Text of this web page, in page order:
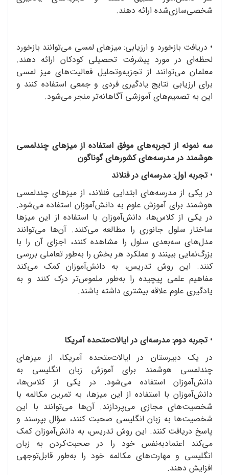
شخصی‌سازی‌شده ارائه دهند.
• دریافت بازخورد و ارزیابی: میزهای لمسی می‌توانند بازخورد
لحظه‌ای در مورد پیشرفت تحصیلی کودکان ارائه دهند.
معلمان می‌توانند از تجزیه‌وتحلیل فعالیت‌های میز لمسی
برای ارزیابی نتایج یادگیری فردی و جمعی استفاده کنند و
این به تصمیم‌های آموزشی آگاهانه‌تر منجر می‌شود.
سه نمونه از تجربه‌های موفق استفاده از میزهای چندلمسی
هوشمند در مدرسه‌های کشورهای گوناگون
•تجربه اول: مدرسه‌ای در فنلاند
در یکی از مدرسه‌های ابتدایی فنلاند، از میزهای چندلمسی
هوشمند برای آموزش علوم به دانش‌آموزان استفاده می‌شود.
در یکی از کلاس‌ها، دانش‌آموزان با استفاده از این میزها
ساختار سلول جانوری را مطالعه می‌کنند. آن‌ها می‌توانند
مدل‌های سه‌بعدی سلول را مشاهده کنند، اجزای آن را با
بزرگ‌نمایی ببینند و عملکرد هر بخش را به‌طور تعاملی بررسی
کنند. این روش تدریس، به دانش‌آموزان کمک می‌کند
مفاهیم علمی پیچیده را به‌طور ملموس‌تر درک کنند و به
یادگیری علوم علاقه بیشتری داشته باشند.
•تجربه دوم: مدرسه‌ای در ایالات‌متحده آمریکا
در یک دبیرستان در ایالات‌متحده آمریکا، از میزهای
چندلمسی هوشمند برای آموزش زبان انگلیسی به
دانش‌آموزان استفاده می‌شود. در یکی از کلاس‌ها،
دانش‌آموزان با استفاده از این میزها، به تمرین مکالمه با
شخصیت‌های مجازی می‌پردازند. آن‌ها می‌توانند با این
شخصیت‌ها به زبان انگلیسی صحبت کنند، سؤال بپرسند و
پاسخ دریافت کنند. این روش تدریس، به دانش‌آموزان کمک
می‌کند اعتمادبه‌نفس خود را در صحبت‌کردن به زبان
انگلیسی و مهارت‌های مکالمه خود را به‌طور قابل‌توجهی
افزایش دهند.